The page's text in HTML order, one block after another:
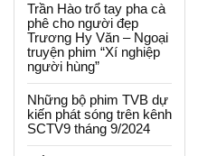
Trần Hào trổ tay pha cà
phê cho người đẹp
Trương Hy Văn – Ngoại
truyện phim “Xí nghiệp
người hùng”
Những bộ phim TVB dự
kiến phát sóng trên kênh
SCTV9 tháng 9/2024